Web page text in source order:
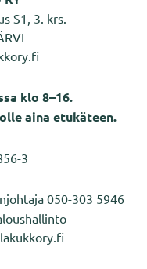
S1, 3. krs.
klo 8–16.
aina etukäteen.
3
050-303 5946